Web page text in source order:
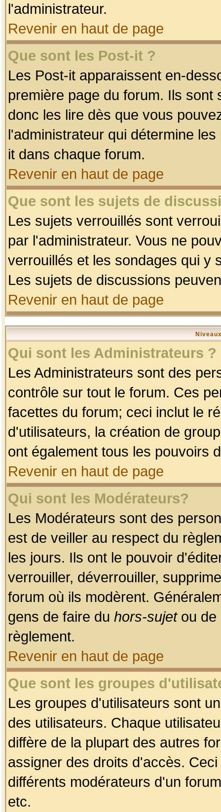
l'administrateur.
Revenir en haut de page
Que sont les Post-it ?
Les Post-it apparaissent en-
première page du forum. Ils
donc les lire dès que vous
l'administrateur qui détermine
it dans chaque forum.
Revenir en haut de page
Que sont les sujets de
Les sujets verrouillés sont
par l'administrateur. Vous ne
verrouillés et les sondages qui y
Les sujets de discussions
Revenir en haut de page
Qui sont les Administrateurs ?
Les Administrateurs sont des
contrôle sur tout le forum. Ces
facettes du forum; ceci inclut le
d'utilisateurs, la création de
ont également tous les pouvoirs
Revenir en haut de page
Qui sont les Modérateurs?
Les Modérateurs sont des
est de veiller au respect du
les jours. Ils ont le pouvoir
verrouiller, déverrouiller,
forum où ils modèrent.
gens de faire du hors-sujetou de
règlement.
Revenir en haut de page
Que sont les groupes
Les groupes d'utilisateurs sont
des utilisateurs. Chaque
diffère de la plupart des autres
assigner des droits d'accès.
différents modérateurs d'un
etc.